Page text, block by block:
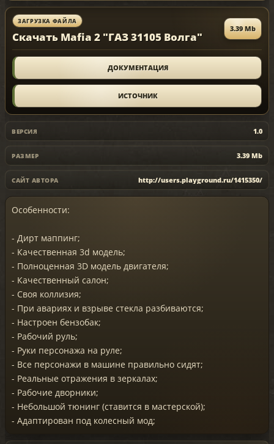
ЗАГРУЗКА ФАЙЛА
Скачать Mafia 2 "ГАЗ 31105 Волга"
3.39 Mb
ДОКУМЕНТАЦИЯ
ИСТОЧНИК
ВЕРСИЯ 1.0
РАЗМЕР 3.39 Mb
САЙТ АВТОРА http://users.playground.ru/1415350/
Особенности:
- Дирт маппинг;
- Качественная 3d модель;
- Полноценная 3D модель двигателя;
- Качественный салон;
- Своя коллизия;
- При авариях и взрыве стекла разбиваются;
- Настроен бензобак;
- Рабочий руль;
- Руки персонажа на руле;
- Все персонажи в машине правильно сидят;
- Реальные отражения в зеркалах;
- Рабочие дворники;
- Небольшой тюнинг (ставится в мастерской);
- Адаптирован под колесный мод;